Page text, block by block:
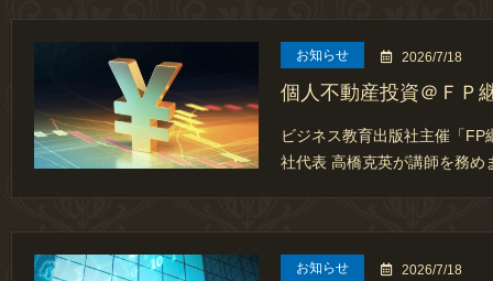
お知らせ 2026/7/18
個人不動産投資＠ＦＰ
ビジネス教育出版社主催「
社代表 高橋克英が講師を務
お知らせ 2026/7/18